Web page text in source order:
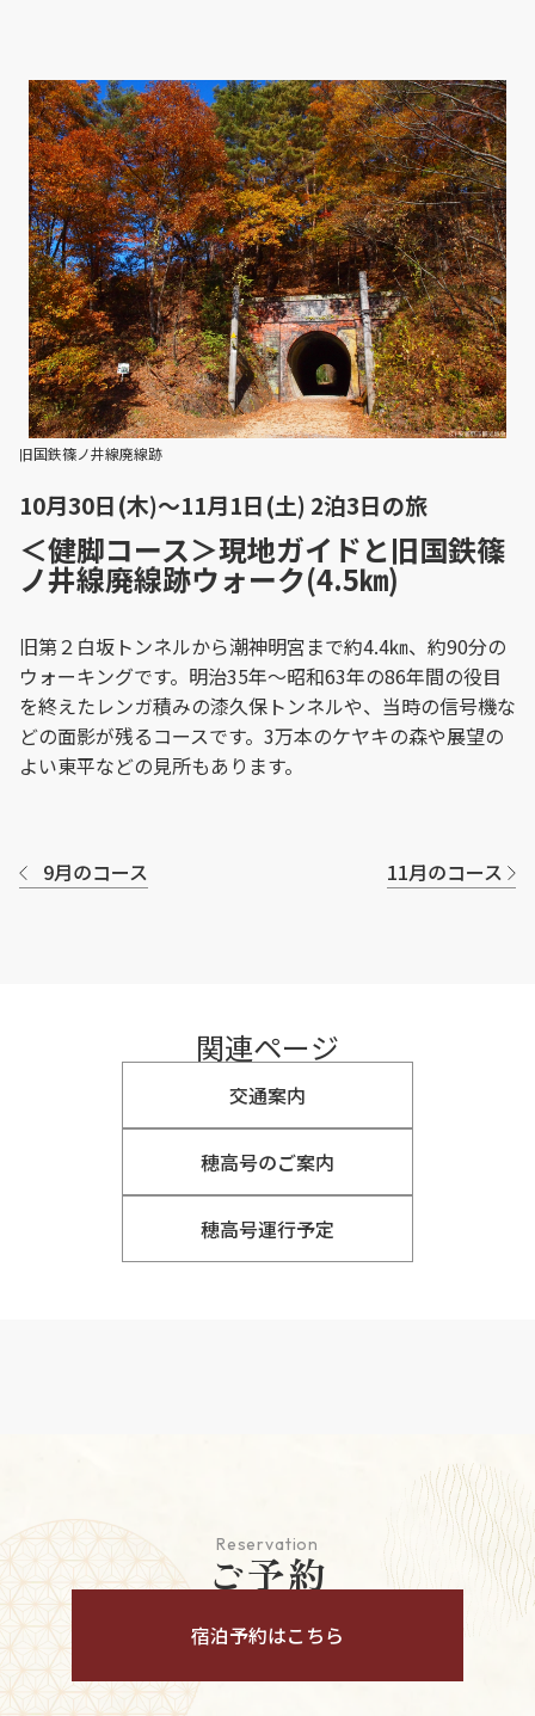
旧国鉄篠ノ井線廃線跡
10月30日(木)～11月1日(土) 2泊3日の旅
＜健脚コース＞現地ガイドと旧国鉄篠
ノ井線廃線跡ウォーク(4.5㎞)
旧第２白坂トンネルから潮神明宮まで約4.4㎞、約90分の
ウォーキングです。明治35年～昭和63年の86年間の役目
を終えたレンガ積みの漆久保トンネルや、当時の信号機な
どの面影が残るコースです。3万本のケヤキの森や展望の
よい東平などの見所もあります。
9月のコース 11月のコース
関連ページ
交通案内
穂高号のご案内
穂高号運行予定
Reservation
ご予約
宿泊予約はこちら